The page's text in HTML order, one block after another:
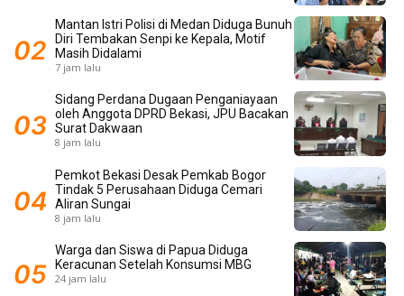
Mantan Istri Polisi di Medan Diduga Bunuh
Diri Tembakan Senpi ke Kepala, Motif
Masih Didalami
7 jam lalu
Sidang Perdana Dugaan Penganiayaan
oleh Anggota DPRD Bekasi, JPU Bacakan
Surat Dakwaan
8 jam lalu
Pemkot Bekasi Desak Pemkab Bogor
Tindak 5 Perusahaan Diduga Cemari
Aliran Sungai
8 jam lalu
Warga dan Siswa di Papua Diduga
Keracunan Setelah Konsumsi MBG
24 jam lalu